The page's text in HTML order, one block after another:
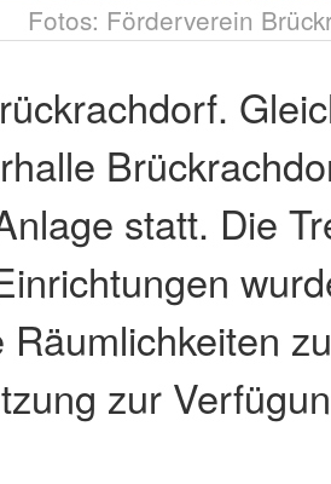
Fotos: Förderverein
statt. Die
Räumlichkeiten
zur